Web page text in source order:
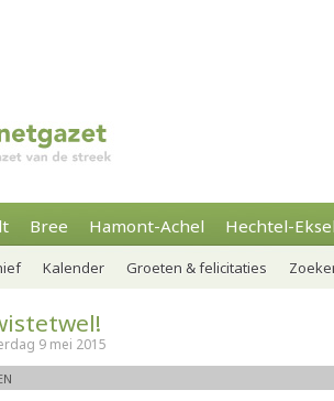
Bree Hamont-Achel Hechtel-
Kalender Groeten & felicitaties
9 mei 2015